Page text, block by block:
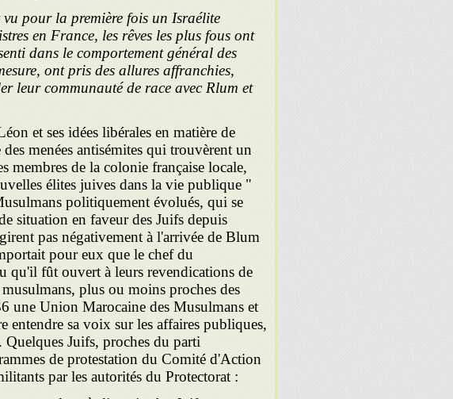
pour la première fois un Israélite
en France, les rêves les plus fous ont
dans le comportement général des
ont pris des allures affranchies,
leur communauté de race avec Rlum et
et ses idées libérales en matière de
menées antisémites qui trouvèrent un
membres de la colonie française locale,
élites juives dans la vie publique "
politiquement évolués, qui se
situation en faveur des Juifs depuis
pas négativement à l'arrivée de Blum
pour eux que le chef du
qu'il fût ouvert à leurs revendications de
plus ou moins proches des
une Union Marocaine des Musulmans et
entendre sa voix sur les affaires publiques,
Juifs, proches du parti
de protestation du Comité d'Action
par les autorités du Protectorat :